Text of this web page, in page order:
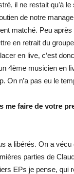
il ne restait qu’à
de notre
matché. Peu
en retrait du
en live, c’est
4ème musicien en
On n’a pas eu le
faire de votre
a libérés. On a
parties de
EPs je pense,